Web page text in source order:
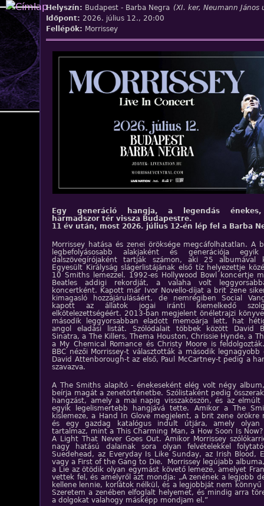
Jump to navigation
Helyszín: Budapest - Barba Negra (XI. ker, Neumann János
Időpont: 2026. július 12., 20:00
Fellépők: Morrissey
Egy generáció hangja, a legendás énekes,
harmadszor tér vissza Budapestre.
11 év után, most 2026. július 12-én lép fel a Barba
Morrissey hatása és zenei öröksége megcáfolhatatlan. A
legbefolyásosabb alakjaként és generációja egyik
dalszövegírójaként tartják számon, aki 25
Egyesült Királyság slágerlistájának első tíz helyezettje
10 Smiths lemezzel. 1992-es Hollywood Bowl koncertje
Beatles addigi rekordját, a valaha volt
koncertként. Kapott már Ivor Novello-díjat a brit zene
kimagasló hozzájárulásáért, de nemrégiben Social
kapott az állatok jogai iránti kiemelkedő
elkötelezettségéért. 2013-ban megjelent önéletrajzi
második leggyorsabban eladott memoárja lett, hat
angol eladási listát. Szólódalait többek között David
Sinatra, a The Killers, Thema Houston, Chrissie Hynde, a
a My Chemical Romance és Christy Moore is
BBC nézői Morrissey-t választották a második legnagyobb
David Attenborough-t az első, Paul McCartney-t pedig a
szavazva.
A The Smiths alapító - énekeseként elég volt négy
beírja magát a zenetörténetbe. Szólistaként pedig
hangzást, amely a mai napig visszaköszön, és az elmúlt
egyik legelismertebb hangjává tette. Amikor a The
kislemeze, a Hand In Glove megjelent, a brit zene örökre
és egy gazdag katalógus indult útjára, amely olyan
tartalmaz, mint a This Charming Man, a How Soon Is
A Light That Never Goes Out. Amikor Morrissey
nagy hatású dalainak sora olyan felvételekkel
Suedehead, az Everyday Is Like Sunday, az Irish Blood,
vagy a First of the Gang to Die. Morrissey legújabb
a Lie az ötödik olyan egymást követő lemeze, amelyet
vettek fel, és amelyről azt mondja: „A zenének a legjobb
kellene lennie, korlátok nélkül, és a legjobbját nem könnyű
Szeretem a zenében elfoglalt helyemet, és mindig arra
a dolgokat valahogy másképp mondjam el.”
ZENE